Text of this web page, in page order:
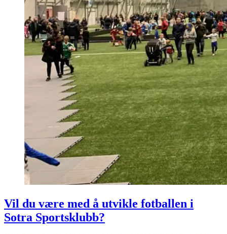
Vil du være med å utvikle fotballen i
Sotra Sportsklubb?